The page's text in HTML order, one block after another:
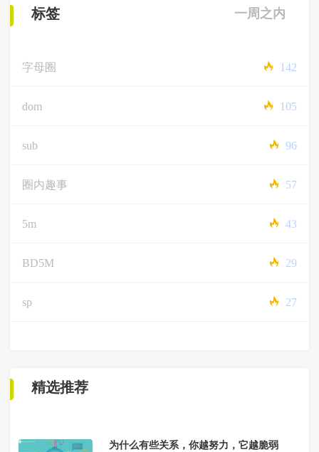
标签 一周之内
字母圈 142
dom 105
sub 96
圈内趣事 57
5m 43
BD5M 29
sp 27
精选推荐
为什么有些关系，你越努力，它越脆弱